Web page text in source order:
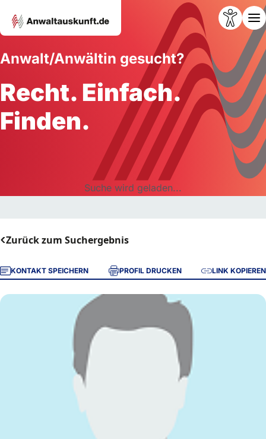
Anwalt/Anwältin gesucht?
Recht. Einfach.
Finden.
Suche wird geladen...
Zurück zum Suchergebnis
KONTAKT SPEICHERN PROFIL DRUCKEN LINK KOPIEREN